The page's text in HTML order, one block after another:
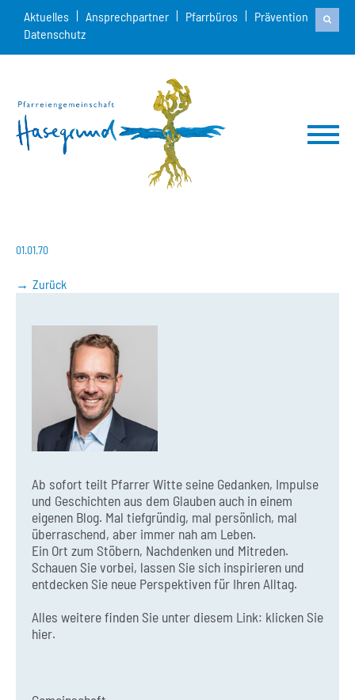
Aktuelles Ansprechpartner Pfarrbüros
Prävention
Datenschutz
01.01.70
Zurück
Ab sofort teilt Pfarrer Witte seine Gedanken, Impulse
und Geschichten aus dem Glauben auch in einem
eigenen Blog. Mal tiefgründig, mal persönlich, mal
überraschend, aber immer nah am Leben.
Ein Ort zum Stöbern, Nachdenken und Mitreden.
Schauen Sie vorbei, lassen Sie sich inspirieren und
entdecken Sie neue Perspektiven für Ihren Alltag.
Alles weitere finden Sie unter diesem Link: klicken Sie
hier.